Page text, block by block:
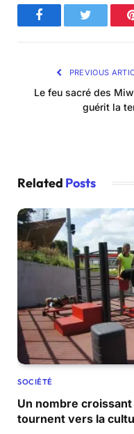
FacebookTwitter
PREVIOUS
Le feu sacré des
guérit la
Related Posts
SOCIÉTÉ
Un nombre
tournent vers la